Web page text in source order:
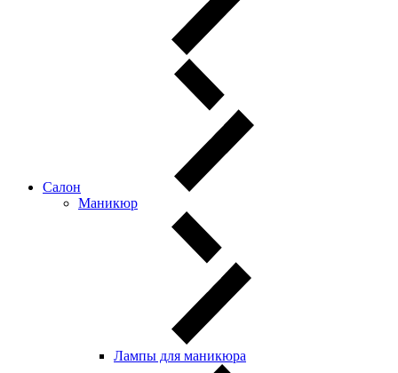
Салон
Маникюр
Лампы для маникюра